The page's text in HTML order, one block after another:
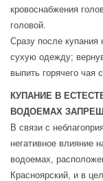
кровоснабжения
головой.
Сразу после купания
сухую одежду;
выпить горячего чая
КУПАНИЕ В
ВОДОЕМАХ
В связи с
негативное влияние
водоемах,
Красноярский, и в